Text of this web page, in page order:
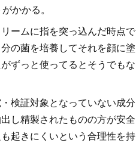
かかる。
ームに指を突っ込んだ時点で
の菌を培養してそれを顔に塗
ずっと使ってるとそうでもな
検証対象となっていない成分
し精製されたものの方が安全
起きにくいという合理性を持